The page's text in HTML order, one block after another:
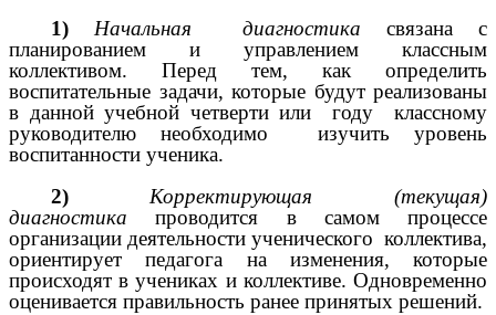
1)
Начальная диагностика связана с
планированием и управлением классным
коллективом. Перед тем, как определить
воспитательные задачи, которые будут реализованы
в данной учебной четверти или году классному
руководителю необходимо изучить уровень
воспитанности ученика.
2)
Корректирующая (текущая)
диагностика
проводится в самом процессе
организации деятельности ученического коллектива,
ориентирует педагога на изменения, которые
происходят в учениках и коллективе. Одновременно
оценивается правильность ранее принятых решений.